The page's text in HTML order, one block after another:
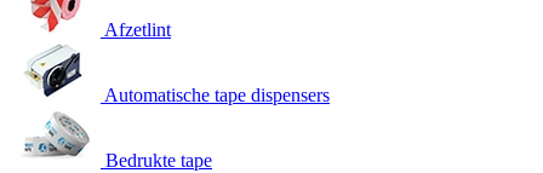
Afzetlint
Automatische tape dispensers
Bedrukte tape